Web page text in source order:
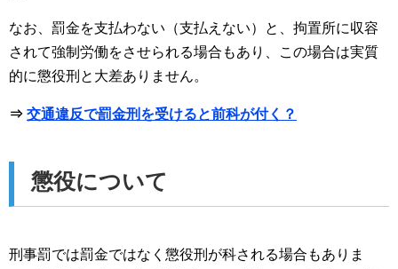
なお、罰金を支払わない（支払えない）と、拘置所に収容
されて強制労働をさせられる場合もあり、この場合は実質
的に懲役刑と大差ありません。
⇒ 交通違反で罰金刑を受けると前科が付く？
懲役について
刑事罰では罰金ではなく懲役刑が科される場合もありま